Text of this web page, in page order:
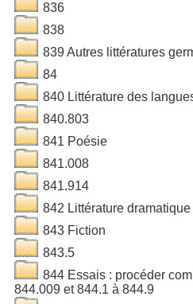
836
838
839 Autres littératures
84
840 Littérature des
840.803
841 Poésie
841.008
841.914
842 Littérature dramatique
843 Fiction
843.5
844 Essais : procéder
844.009 et 844.1 à 844.9